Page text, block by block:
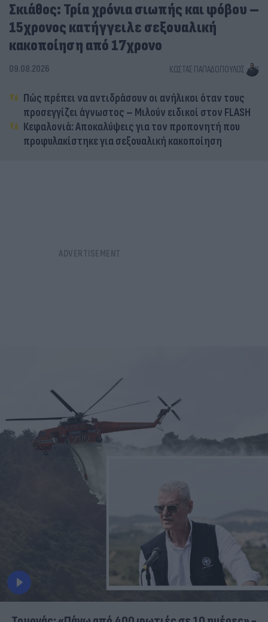
Σκιάθος: Τρία χρόνια σιωπής και φόβου –
15χρονος κατήγγειλε σεξουαλική
κακοποίηση από 17χρονο
09.08.2026 ΚΏΣΤΑΣ ΠΑΠΑΔΌΠΟΥΛΟΣ
Πώς πρέπει να αντιδράσουν οι ανήλικοι όταν τους
προσεγγίζει άγνωστος – Μιλούν ειδικοί στον FLASH
Κεφαλονιά: Αποκαλύψεις για τον προπονητή που
προφυλακίστηκε για σεξουαλική κακοποίηση